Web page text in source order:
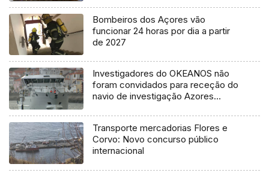
Bombeiros dos Açores vão
funcionar 24 horas por dia a partir
de 2027
Investigadores do OKEANOS não
foram convidados para receção do
navio de investigação Azores
Transporte mercadorias Flores e
Corvo: Novo concurso público
internacional